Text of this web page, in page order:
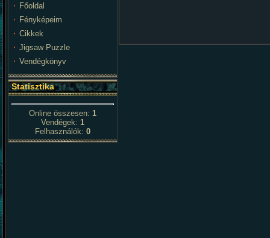
Főoldal
Fényképeim
Cikkek
Jigsaw Puzzle
Vendégkönyv
Statisztika
Online összesen: 1
Vendégek: 1
Felhasználók: 0